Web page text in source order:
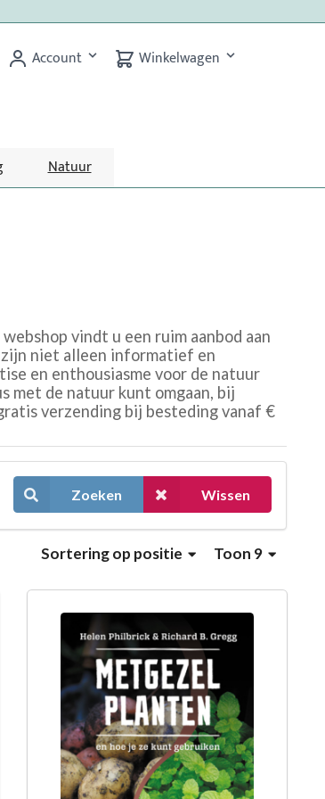
Account Winkelwagen
Natuur
vindt u een ruim aanbod aan
zijn niet alleen informatief en
en enthousiasme voor de natuur
met de natuur kunt omgaan, bij
verzending bij besteding vanaf €
Zoeken Wissen
Toon 9
Sorteringop positie